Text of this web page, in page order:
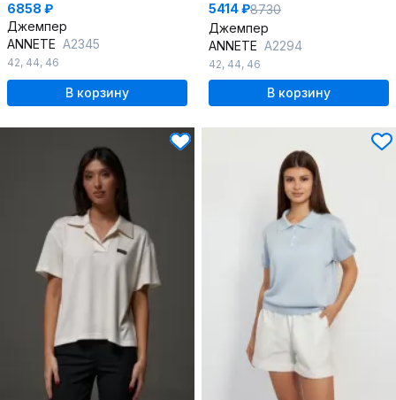
6858 ₽
Джемпер
ANNETE A2345
42, 44, 46
В корзину
5414 ₽8730
Джемпер
ANNETE A2294
42, 44, 46
В корзину